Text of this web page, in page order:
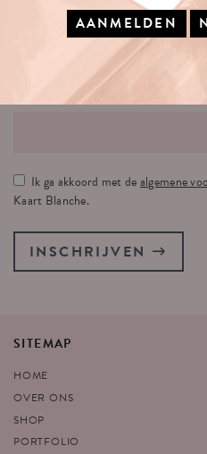
JE
JE E-MAILADRES:
Ik ga akkoord met dealgemene
Kaart Blanche.
INSCHRIJVEN
SITEMAP
HOME
OVER ONS
SHOP
PORTFOLIO